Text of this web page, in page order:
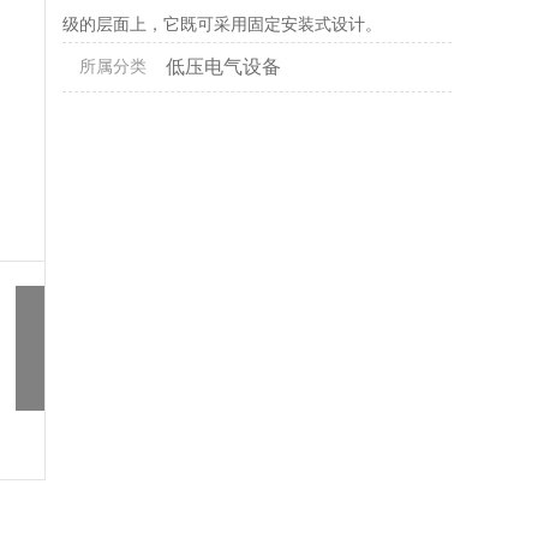
级的层面上，它既可采用固定安装式设计。
所属分类 低压电气设备